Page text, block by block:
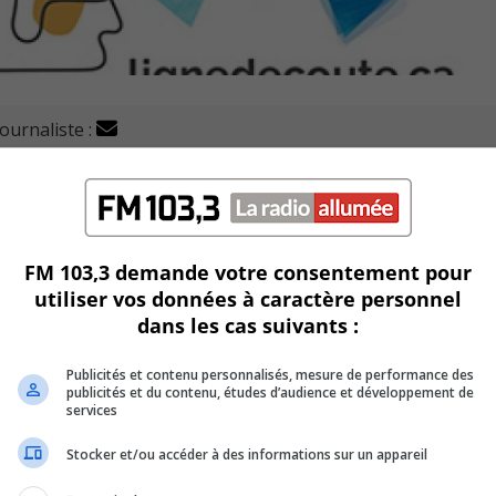
:
population Longueuilloise sur la thématique de «
groupes de discussion lors des prochaines semaines.
Lagarde, précise que l’écoute est un besoin essentiel.
des citoyens « afin de continuer [sa] mission vers une
les 27 octobre, 3 et 10 novembre, à 18h, ainsi que le 8
FM 103,3 demande votre consentement pour
utiliser vos données à caractère personnel
dans les cas suivants :
Publicités et contenu personnalisés, mesure de performance des
publicités et du contenu, études d’audience et développement de
services
Stocker et/ou accéder à des informations sur un appareil